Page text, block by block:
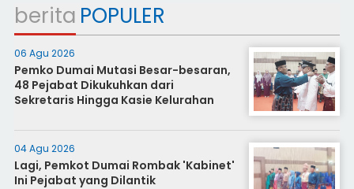
berita POPULER
06 Agu 2026
Pemko Dumai Mutasi Besar-besaran,
48 Pejabat Dikukuhkan dari
Sekretaris Hingga Kasie Kelurahan
04 Agu 2026
Lagi, Pemkot Dumai Rombak 'Kabinet'
Ini Pejabat yang Dilantik